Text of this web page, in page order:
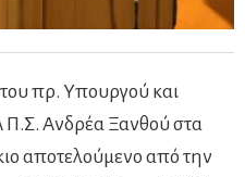
πρ. Υπουργού και
Π.Σ. Ανδρέα Ξανθού στα
αποτελούμενο από την